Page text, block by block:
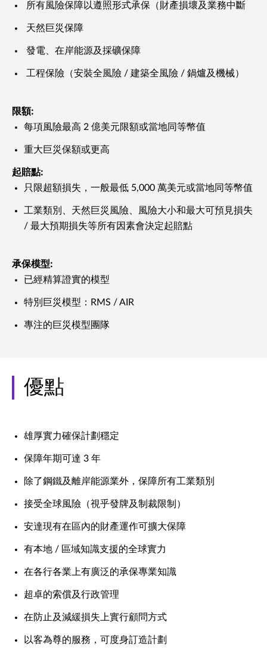
所有風險保障以遵照形式承保（財產損壞及業務中斷
天然巨災保障
發電、在岸能源及採礦保障
工程保險（安裝全風險 / 建築全風險 / 鍋爐及機械）
限額:
每項風險最高 2 億美元限額或當地同等幣值
重大巨災保額或更高
起賠點:
只限超額損失，一般最低 5,000 萬美元或當地同等幣值
工業類別、天然巨災風險、風險大小和最大可預見損失
/ 最大預期損失等所有因素會決定起賠點
承保模型:
已經精算證實的模型
特別巨災模型：RMS / AIR
專注的巨災模型團隊
優點
雄厚實力確保計劃穩定
保障年期可達 3 年
除了鋼鐵及離岸能源業外，保障所有工業類別
接受全球風險（視乎發牌及制裁限制）
安達現有在區內的財產運作可擴大保障
有本地 / 區域知識支援的全球實力
在各行各業上有廣泛的承保專業知識
超卓的索償及行政管理
在防止及減緩損失上實行顧問方式
以客為尊的服務，可度身訂造計劃